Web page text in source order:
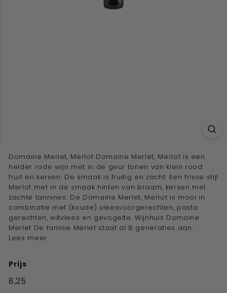
u
r''
Domaine Merlet, Merlot Domaine Merlet, Merlot is een
helder rode wijn met in de geur tonen van klein rood
fruit en kersen. De smaak is fruitig en zacht. Een frisse stijl
Merlot met in de smaak hinten van braam, kersen met
zachte tannines. De Domaine Merlet, Merlot is mooi in
combinatie met (koude) vleesvoorgerechten, pasta
gerechten, witvlees en gevogelte. Wijnhuis Domaine
Merlet De familie Merlet staat al 8 generaties aan...
Lees meer
Prijs
Standaard
8,25